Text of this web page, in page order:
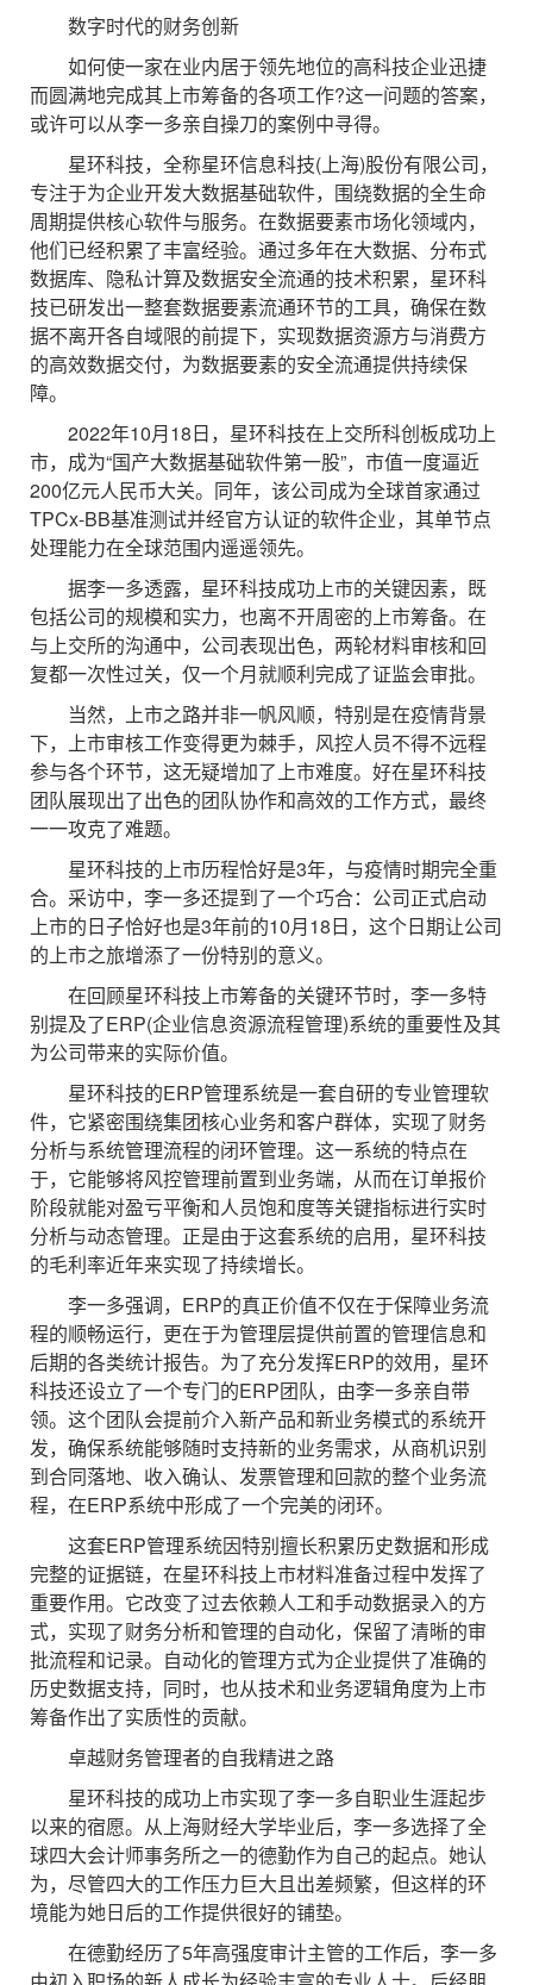
数字时代的财务创新
如何使一家在业内居于领先地位的高科技企业迅捷
而圆满地完成其上市筹备的各项工作?这一问题的答案，
或许可以从李一多亲自操刀的案例中寻得。
星环科技，全称星环信息科技(上海)股份有限公司，
专注于为企业开发大数据基础软件，围绕数据的全生命
周期提供核心软件与服务。在数据要素市场化领域内，
他们已经积累了丰富经验。通过多年在大数据、分布式
数据库、隐私计算及数据安全流通的技术积累，星环科
技已研发出一整套数据要素流通环节的工具，确保在数
据不离开各自域限的前提下，实现数据资源方与消费方
的高效数据交付，为数据要素的安全流通提供持续保
障。
2022年10月18日，星环科技在上交所科创板成功上
市，成为“国产大数据基础软件第一股”，市值一度逼近
200亿元人民币大关。同年，该公司成为全球首家通过
TPCx-BB基准测试并经官方认证的软件企业，其单节点
处理能力在全球范围内遥遥领先。
据李一多透露，星环科技成功上市的关键因素，既
包括公司的规模和实力，也离不开周密的上市筹备。在
与上交所的沟通中，公司表现出色，两轮材料审核和回
复都一次性过关，仅一个月就顺利完成了证监会审批。
当然，上市之路并非一帆风顺，特别是在疫情背景
下，上市审核工作变得更为棘手，风控人员不得不远程
参与各个环节，这无疑增加了上市难度。好在星环科技
团队展现出了出色的团队协作和高效的工作方式，最终
一一攻克了难题。
星环科技的上市历程恰好是3年，与疫情时期完全重
合。采访中，李一多还提到了一个巧合：公司正式启动
上市的日子恰好也是3年前的10月18日，这个日期让公司
的上市之旅增添了一份特别的意义。
在回顾星环科技上市筹备的关键环节时，李一多特
别提及了ERP(企业信息资源流程管理)系统的重要性及其
为公司带来的实际价值。
星环科技的ERP管理系统是一套自研的专业管理软
件，它紧密围绕集团核心业务和客户群体，实现了财务
分析与系统管理流程的闭环管理。这一系统的特点在
于，它能够将风控管理前置到业务端，从而在订单报价
阶段就能对盈亏平衡和人员饱和度等关键指标进行实时
分析与动态管理。正是由于这套系统的启用，星环科技
的毛利率近年来实现了持续增长。
李一多强调，ERP的真正价值不仅在于保障业务流
程的顺畅运行，更在于为管理层提供前置的管理信息和
后期的各类统计报告。为了充分发挥ERP的效用，星环
科技还设立了一个专门的ERP团队，由李一多亲自带
领。这个团队会提前介入新产品和新业务模式的系统开
发，确保系统能够随时支持新的业务需求，从商机识别
到合同落地、收入确认、发票管理和回款的整个业务流
程，在ERP系统中形成了一个完美的闭环。
这套ERP管理系统因特别擅长积累历史数据和形成
完整的证据链，在星环科技上市材料准备过程中发挥了
重要作用。它改变了过去依赖人工和手动数据录入的方
式，实现了财务分析和管理的自动化，保留了清晰的审
批流程和记录。自动化的管理方式为企业提供了准确的
历史数据支持，同时，也从技术和业务逻辑角度为上市
筹备作出了实质性的贡献。
卓越财务管理者的自我精进之路
星环科技的成功上市实现了李一多自职业生涯起步
以来的宿愿。从上海财经大学毕业后，李一多选择了全
球四大会计师事务所之一的德勤作为自己的起点。她认
为，尽管四大的工作压力巨大且出差频繁，但这样的环
境能为她日后的工作提供很好的铺垫。
在德勤经历了5年高强度审计主管的工作后，李一多